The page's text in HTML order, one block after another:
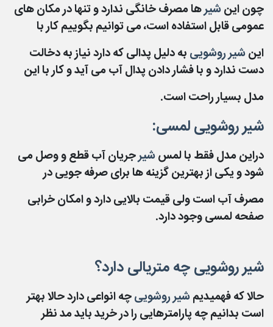
چون اینشیرها مصرف خانگی ندارد و تنها در مکان های
عمومی قابل استفاده است، می توانیم بگوییم کار با
اینشیر روشویی به دلیل پدالی که دارد نیاز به دخالت
دست ندارد و با فشار دادن پدال آب می آید و کار با این
مدل بسیار راحت است.
شیر روشویی لمسی:
دراین مدل فقط با لمسشیرجریان آب قطع و وصل می
شود و یکی از بهترین گزینه ها برای صرفه جویی در
مصرف آب است ولی قیمت بالایی دارد و امکان خرابی
صفحه لمسی وجود دارد.
شیر روشویی چه متریالی دارد؟
حالا که فهمیدیمشیر روشوییچه انواعی دارد حالا بهتر
است بدانیم چه پارامترهایی را در خرید باید مد نظر